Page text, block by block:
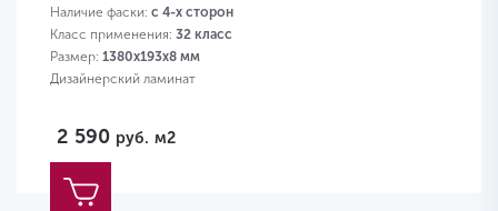
Наличие фаски: с 4-х сторон
Класс применения: 32 класс
Размер: 1380х193х8 мм
Дизайнерский ламинат
2 590 руб. м2